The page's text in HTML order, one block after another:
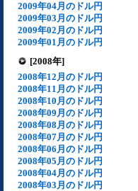
2009年04月のドル円
2009年03月のドル円
2009年02月のドル円
2009年01月のドル円
[2008年]
2008年12月のドル円
2008年11月のドル円
2008年10月のドル円
2008年09月のドル円
2008年08月のドル円
2008年07月のドル円
2008年06月のドル円
2008年05月のドル円
2008年04月のドル円
2008年03月のドル円